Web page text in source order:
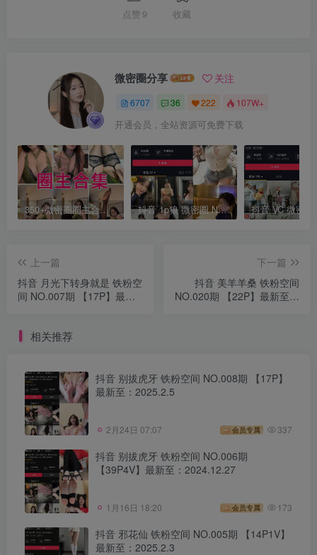
点赞 9 收藏
微密圈分享 关注
6707 36 222 107W+
开通会员，全站资源可免费下载
350+微密圈圈主合集打包下载 持续更新中 抖音 1p狼 微密圈 NO.002期 【22P1V】（失效勿购）
上一篇
抖音 月光下转身就是 铁粉空
间 NO.007期 【17P】最新
下一篇
抖音 美羊羊桑 铁粉空间
NO.020期 【22P】最新至：
相关推荐
抖音 别拔虎牙 铁粉空间 NO.008期 【17P】
最新至：2025.2.5
2月24日 07:07 会员专属 337
抖音 别拔虎牙 铁粉空间 NO.006期
【39P4V】最新至：2024.12.27
1月16日 18:20 会员专属 173
抖音 邪花仙 铁粉空间 NO.005期 【14P1V】
最新至：2025.2.3